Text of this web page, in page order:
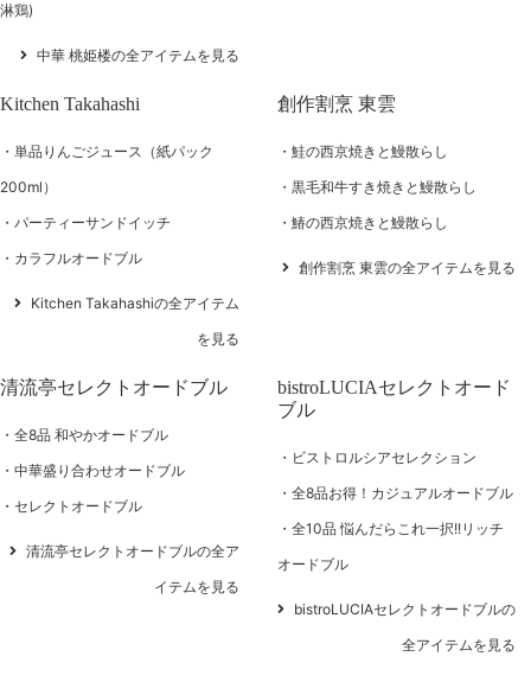
淋鶏)
中華 桃姫楼の全アイテムを見る
Kitchen Takahashi
単品りんごジュース（紙パック
200ml）
パーティーサンドイッチ
カラフルオードブル
Kitchen Takahashiの全アイテム
を見る
創作割烹 東雲
鮭の西京焼きと鰻散らし
黒毛和牛すき焼きと鰻散らし
鰆の西京焼きと鰻散らし
創作割烹 東雲の全アイテムを見る
清流亭セレクトオードブル
全8品 和やかオードブル
中華盛り合わせオードブル
セレクトオードブル
清流亭セレクトオードブルの全ア
イテムを見る
bistroLUCIAセレクトオード
ブル
ビストロルシアセレクション
全8品お得！カジュアルオードブル
全10品 悩んだらこれ一択!!リッチ
オードブル
bistroLUCIAセレクトオードブルの
全アイテムを見る